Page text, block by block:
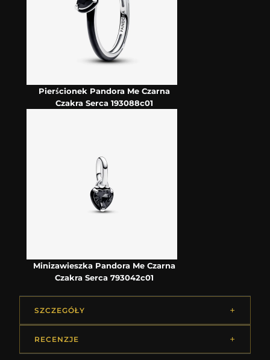
Pierścionek Pandora Me Czarna
Czakra Serca 193088c01
Minizawieszka Pandora Me Czarna
Czakra Serca 793042c01
SZCZEGÓŁY
RECENZJE